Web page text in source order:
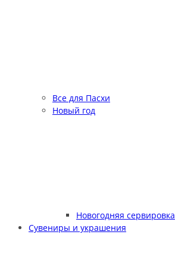
Все для Пасхи
Новый год
Новогодняя сервировка
Сувениры и украшения